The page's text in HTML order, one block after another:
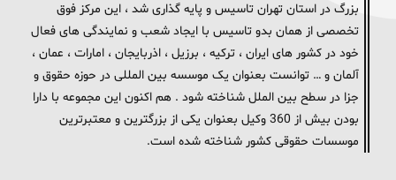
بزرگ در استان تهران تاسیس و پایه گذاری شد ، این مرکز فوق
تخصصی از همان بدو تاسیس با ایجاد شعب و نمایندگی های فعال
خود در کشور های ایران ، ترکیه ، برزیل ، اذربایجان ، امارات ، عمان ،
آلمان و … توانست بعنوان یک موسسه بین المللی در حوزه حقوق و
جزا در سطح بین الملل شناخته شود . هم اکنون این مجموعه با دارا
بودن بیش از 360 وکیل بعنوان یکی از بزرگترین و معتبرترین
موسسات حقوقی کشور شناخته شده است.